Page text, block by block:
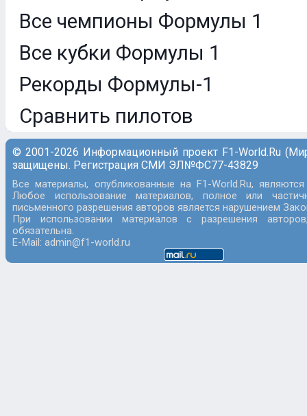
Все чемпионы Формулы 1
Все кубки Формулы 1
Рекорды Формулы-1
Сравнить пилотов
© 2001-2026 Информационный проект F1-World.Ru
защищены. Регистрация СМИ ЭЛ№ФС77-43829
Все материалы, опубликованные на F1-World.Ru,
Любое использование материалов, полное или
письменного разрешения авторов является нарушением
При использовании материалов с разрешения
обязательна.
E-Mail: admin@f1-world.ru